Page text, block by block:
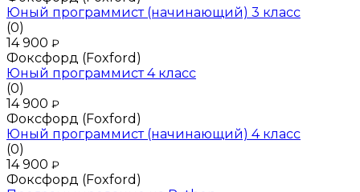
Юный программист (начинающий) 3 класс
(0)
14 900 ₽
Фоксфорд (Foxford)
Юный программист 4 класс
(0)
14 900 ₽
Фоксфорд (Foxford)
Юный программист (начинающий) 4 класс
(0)
14 900 ₽
Фоксфорд (Foxford)